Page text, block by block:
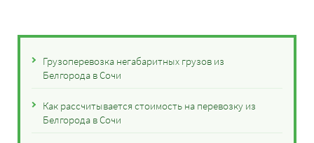
Грузоперевозка негабаритных грузов из
Белгорода в Сочи
Как рассчитывается стоимость на перевозку из
Белгорода в Сочи